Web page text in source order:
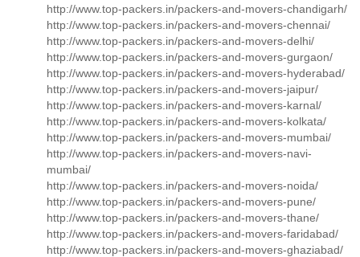
http://www.top-packers.in/packers-and-movers-chandigarh/
http://www.top-packers.in/packers-and-movers-chennai/
http://www.top-packers.in/packers-and-movers-delhi/
http://www.top-packers.in/packers-and-movers-gurgaon/
http://www.top-packers.in/packers-and-movers-hyderabad/
http://www.top-packers.in/packers-and-movers-jaipur/
http://www.top-packers.in/packers-and-movers-karnal/
http://www.top-packers.in/packers-and-movers-kolkata/
http://www.top-packers.in/packers-and-movers-mumbai/
http://www.top-packers.in/packers-and-movers-navi-
mumbai/
http://www.top-packers.in/packers-and-movers-noida/
http://www.top-packers.in/packers-and-movers-pune/
http://www.top-packers.in/packers-and-movers-thane/
http://www.top-packers.in/packers-and-movers-faridabad/
http://www.top-packers.in/packers-and-movers-ghaziabad/